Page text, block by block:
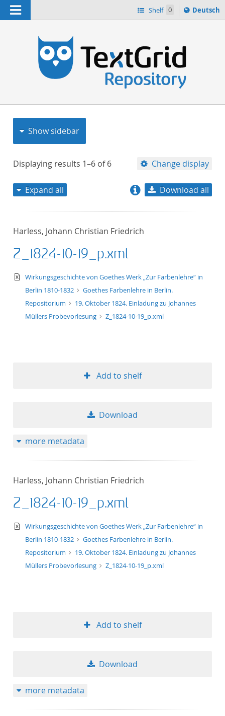
Navigation Shelf 0
Sprache
ï¿½ndern
Deutsch
Show sidebar
Displaying results 1–6 of6 Change display
format ascending
format
Expand all Download all
Harless, Johann Christian Friedrich
Z_1824-10-19_p.xml
text/xml
Wirkungsgeschichte von Goethes Werk „Zur Farbenlehre“ in
Berlin 1810-1832
Goethes Farbenlehre in Berlin.
Repositorium
19. Oktober 1824. Einladung zu Johannes
Müllers Probevorlesung
Z_1824-10-19_p.xml
Add to shelf
Download
more metadata
Harless, Johann Christian Friedrich
Z_1824-10-19_p.xml
text/xml
Wirkungsgeschichte von Goethes Werk „Zur Farbenlehre“ in
Berlin 1810-1832
Goethes Farbenlehre in Berlin.
Repositorium
19. Oktober 1824. Einladung zu Johannes
Müllers Probevorlesung
Z_1824-10-19_p.xml
Add to shelf
Download
more metadata